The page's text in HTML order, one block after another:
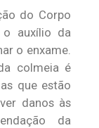
do Corpo
o auxílio da
o enxame.
colmeia é
que estão
danos às
da